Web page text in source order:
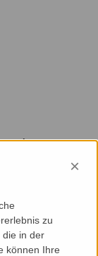
×
zu
die in der
können Ihre